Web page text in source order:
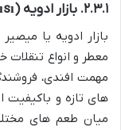
۲.۳.۱. بازار ادویه (Spice Bazaar / Mısır Çarşısı)
بازار ادویه یا
معطر و انواع تنقلات
مهمت افندی،
های تازه و باکیفیت
میان طعم های